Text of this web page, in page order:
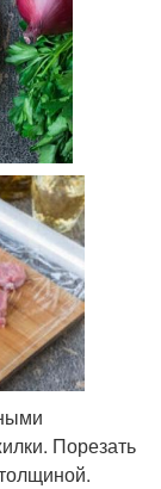
Порезать